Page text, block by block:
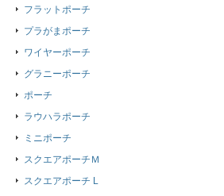
フラットポーチ
プラがまポーチ
ワイヤーポーチ
グラニーポーチ
ポーチ
ラウハラポーチ
ミニポーチ
スクエアポーチＭ
スクエアポーチ L